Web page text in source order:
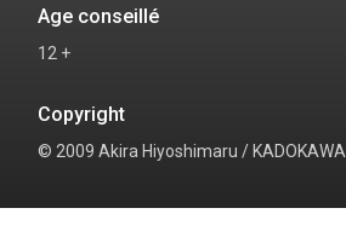
Age conseillé
12 +
Copyright
© 2009 Akira Hiyoshimaru / KADOKAWA